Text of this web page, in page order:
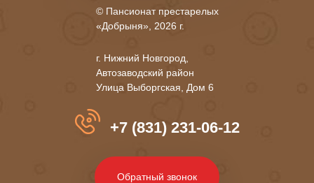
© Пансионат престарелых
«Добрыня», 2026 г.
г. Нижний Новгород,
Автозаводский район
Улица Выборгская, Дом 6
+7 (831) 231-06-12
Обратный звонок